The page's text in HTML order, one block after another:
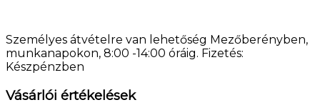
Személyes átvételre van lehetőség Mezőberényben,
munkanapokon, 8:00 -14:00 óráig. Fizetés:
Készpénzben
Vásárlói értékelések